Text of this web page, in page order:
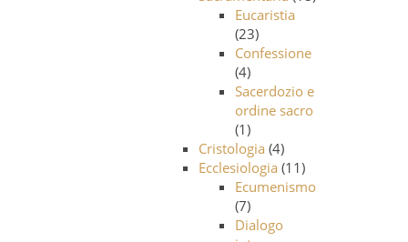
Eucaristia
(23)
Confessione
(4)
Sacerdozio e
ordine sacro
(1)
Cristologia (4)
Ecclesiologia (11)
Ecumenismo
(7)
Dialogo